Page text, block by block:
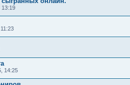
13:19
14:25